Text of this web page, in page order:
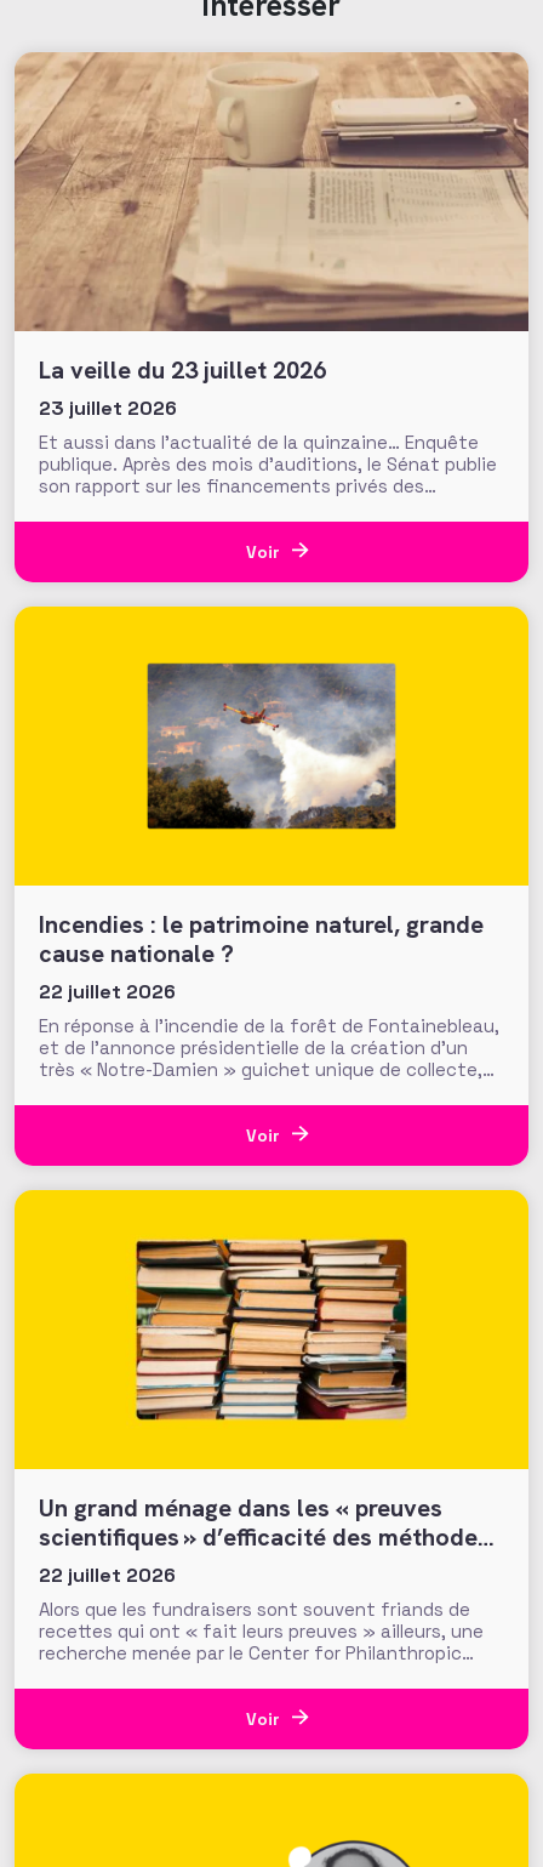
La veille du 23 juillet 2026
23 juillet 2026
Et aussi dans l’actualité de la quinzaine… Enquête
publique. Après des mois d’auditions, le Sénat publie
son rapport sur les financements privés des
influence croissante dans les domaines de l’intérêt
général. Fonds de dotation dormants, fondations
Voir
Incendies : le patrimoine naturel, grande
cause nationale ?
22 juillet 2026
En réponse à l’incendie de la forêt de Fontainebleau,
et de l’annonce présidentielle de la création d’un
très « Notre-Damien » guichet unique de collecte,
d’une semaine par la Fondation du Patrimoine. Alors
que d’autres collectes, par l’ONF ou des particuliers,
Voir
Un grand ménage dans les « preuves
scientifiques » d’efficacité des méthodes
et tactiques de collecte…
22 juillet 2026
Alors que les fundraisers sont souvent friands de
recettes qui ont « fait leurs preuves » ailleurs, une
recherche menée par le Center for Philanthropic
question cruciale : la recherche académique sur la
générosité apporte-t-elle des preuves solides pour
Voir